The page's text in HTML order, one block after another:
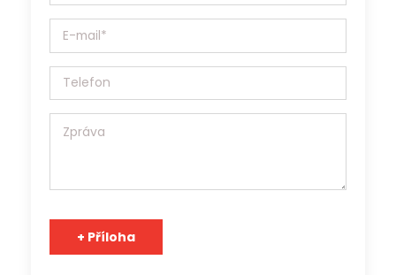
ochraně osobních údajů (EU) 2016/679, a to výhradně za
účelem prezentace potenciálním zaměstnavatelům a
agentura s platným povolením Generálního ředitelství
Úřadu práce ČR a osobní údaje může v souladu s účelem